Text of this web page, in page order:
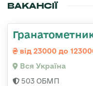
ВАКАНСІЇ
від 23000 до
Вся Україна
503 ОБМП